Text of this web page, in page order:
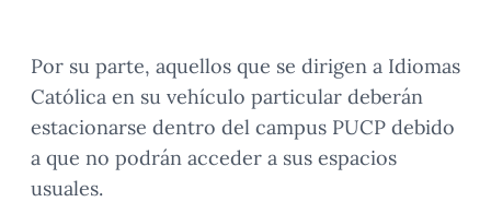
Por su parte, aquellos que se dirigen a Idiomas
Católica en su vehículo particular deberán
estacionarse dentro del campus PUCP debido
a que no podrán acceder a sus espacios
usuales.